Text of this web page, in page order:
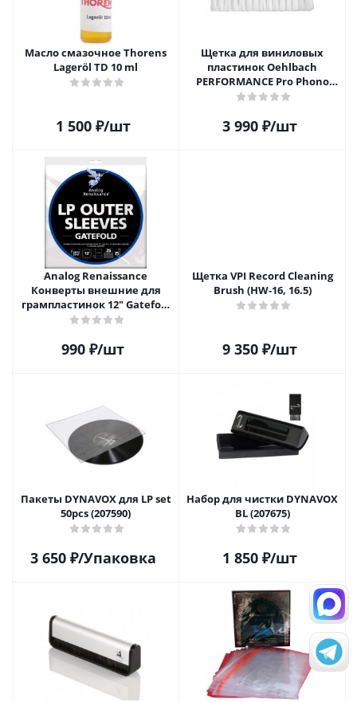
Масло смазочное Thorens
Lageröl TD 10 ml
1 500₽/шт
Щетка для виниловых
пластинок Oehlbach
PERFORMANCE Pro Phono
Brush, Record Brush,
3 990₽/шт
Analog Renaissance
Конверты внешние для
грампластинок 12" Gatefold
(25 шт)
990 ₽/шт
Щетка VPI Record Cleaning
Brush (HW-16, 16.5)
9 350₽/шт
Пакеты DYNAVOX для LP set
50pcs (207590)
3 650₽/Упаковка
Набор для чистки DYNAVOX
BL (207675)
1 850₽/шт